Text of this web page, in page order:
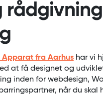
Apparat fra Aarhus har vi
at få designet og
inden for webdesign,
når du